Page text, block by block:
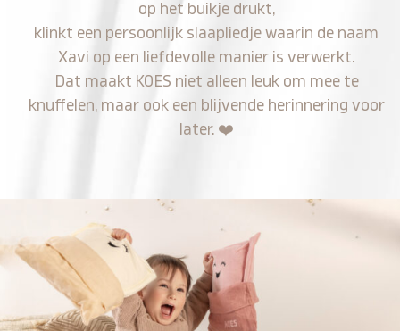
op het buikje drukt,
klinkt een persoonlijk slaapliedje waarin de naam
Xavi op een liefdevolle manier is verwerkt.
Dat maakt KOES niet alleen leuk om mee te
knuffelen, maar ook een blijvende herinnering voor
later. ❤️